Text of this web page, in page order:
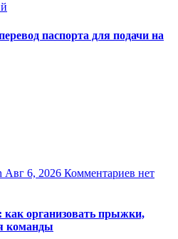
паспорта для подачи на
Авг 6, 2026 Комментариев нет
как организовать прыжки,
команды